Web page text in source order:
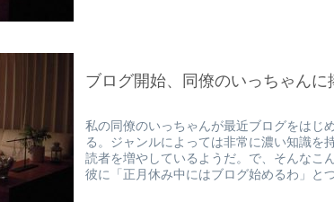
ブログ開始、同僚のいっちゃんに
私の同僚のいっちゃんが最近ブログをはじ
る。ジャンルによっては非常に濃い知識を
読者を増やしているようだ。で、そんなこ
彼に「正月休み中にはブログ始めるわ」と